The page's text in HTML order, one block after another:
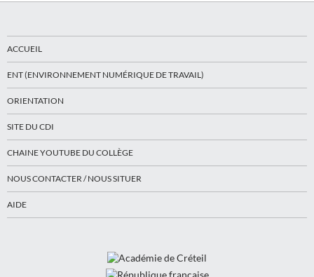
ACCUEIL
ENT (ENVIRONNEMENT NUMÉRIQUE DE TRAVAIL)
ORIENTATION
SITE DU CDI
CHAINE YOUTUBE DU COLLÈGE
NOUS CONTACTER / NOUS SITUER
AIDE